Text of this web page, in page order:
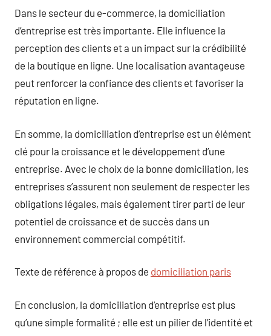
Dans le secteur du e-commerce, la domiciliation
d’entreprise est très importante. Elle influence la
perception des clients et a un impact sur la crédibilité
de la boutique en ligne. Une localisation avantageuse
peut renforcer la confiance des clients et favoriser la
réputation en ligne.
En somme, la domiciliation d’entreprise est un élément
clé pour la croissance et le développement d’une
entreprise. Avec le choix de la bonne domiciliation, les
entreprises s’assurent non seulement de respecter les
obligations légales, mais également tirer parti de leur
potentiel de croissance et de succès dans un
environnement commercial compétitif.
Texte de référence à propos de domiciliation paris
En conclusion, la domiciliation d’entreprise est plus
qu’une simple formalité ; elle est un pilier de l’identité et